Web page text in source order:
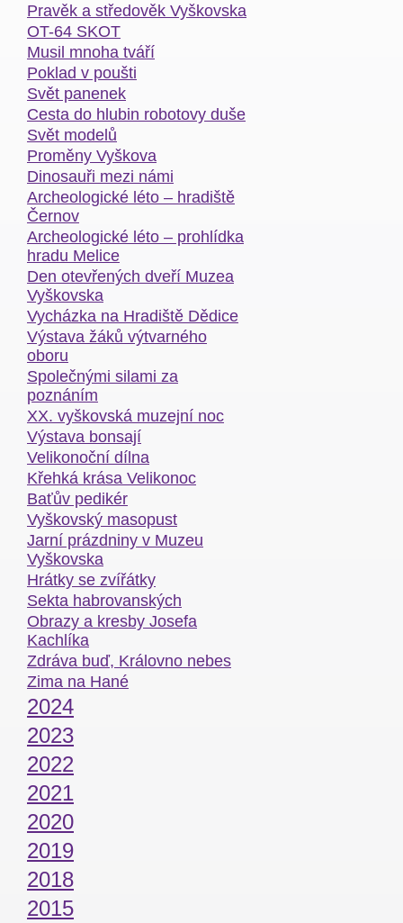
Pravěk a středověk Vyškovska
OT-64 SKOT
Musil mnoha tváří
Poklad v poušti
Svět panenek
Cesta do hlubin robotovy duše
Svět modelů
Proměny Vyškova
Dinosauři mezi námi
Archeologické léto – hradiště
Černov
Archeologické léto – prohlídka
hradu Melice
Den otevřených dveří Muzea
Vyškovska
Vycházka na Hradiště Dědice
Výstava žáků výtvarného
oboru
Společnými silami za
poznáním
XX. vyškovská muzejní noc
Výstava bonsají
Velikonoční dílna
Křehká krása Velikonoc
Baťův pedikér
Vyškovský masopust
Jarní prázdniny v Muzeu
Vyškovska
Hrátky se zvířátky
Sekta habrovanských
Obrazy a kresby Josefa
Kachlíka
Zdráva buď, Královno nebes
Zima na Hané
2024
2023
2022
2021
2020
2019
2018
2015